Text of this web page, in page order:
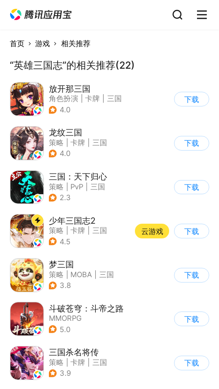
首页 游戏 相关推荐
“英雄三国志”的相关推荐(22)
放开那三国
角色扮演 卡牌
三国
| Q版
4.0
下载
龙纹三国
策略 卡牌
三国
| 千人同屏
4.0
下载
三国：天下归心
策略 PvP
三国
| SLG
2.3
下载
少年三国志2
策略 卡牌
三国
| 少年三国志
4.5
云游戏 下载
梦三国
策略 MOBA
三国
| 中国风
3.8
下载
斗破苍穹：斗帝之路
MMORPG
5.0
下载
三国杀名将传
策略 卡牌
三国
| Q版
3.9
下载